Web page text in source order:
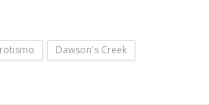
Dawson's Creek